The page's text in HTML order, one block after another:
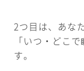
2つ目は、あな
「いつ・どこ
す。